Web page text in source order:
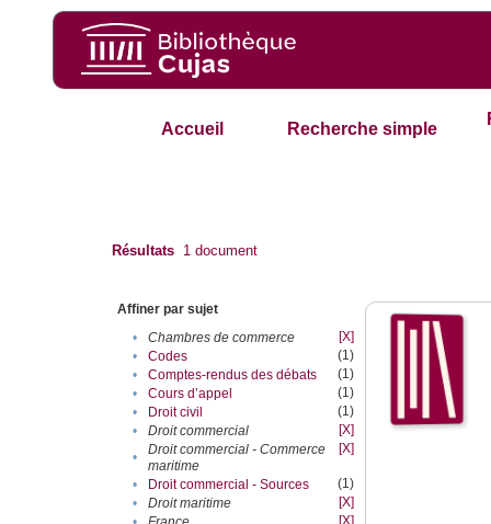
Accueil Recherche simple
Résultats 1 document
Affiner par sujet
•
Chambres de commerce
[X]
•
Codes
(1)
•
Comptes-rendus des débats
(1)
•
Cours d’appel
(1)
•
Droit civil
(1)
•
Droit commercial
[X]
•
Droit commercial - Commerce
maritime
[X]
• Droit commercial - Sources
(1)
•
Droit maritime
[X]